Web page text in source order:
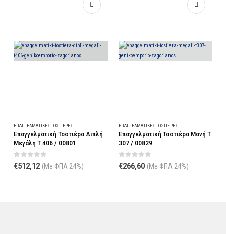
ΕΠΑΓΓΕΛΜΑΤΙΚΈΣ ΤΟΣΤΙΈΡΕΣ
Επαγγελματική Τοστιέρα Μονή T
307 / 00829
0out of 5
€266,60 (Με ΦΠΑ 24%)
ΕΠΑΓΓΕΛΜΑΤΙΚΈΣ ΤΟΣΤΙΈΡΕΣ
Τοστιέρα Μεσαία Κεραμική Λεία
41x48x21cm/ 16511
0 out of 5
€832,04 (Με ΦΠΑ 24%)